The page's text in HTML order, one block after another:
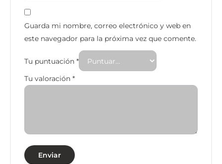
Guarda mi nombre, correo electrónico y web en
este navegador para la próxima vez que comente.
Tu puntuación*
Tu valoración*